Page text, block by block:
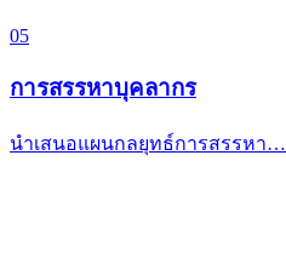
05
การสรรหาบุคลากร
นำเสนอแผนกลยุทธ์การสรรหา…